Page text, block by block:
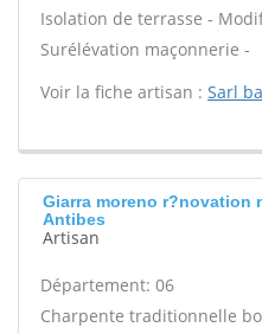
Isolation de terrasse -
Surélévation maçonnerie -
Voir la fiche artisan : Sarl
Giarra moreno r?novation
Antibes
Artisan
Département: 06
Charpente traditionnelle